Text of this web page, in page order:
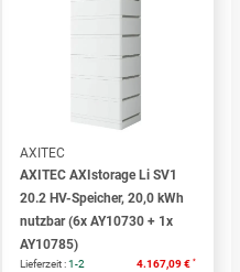
AXITEC
AXITEC AXIstorage Li SV1
20.2 HV-Speicher, 20,0 kWh
nutzbar (6x AY10730 + 1x
AY10785)
Lieferzeit :1-2
4.167,09 € *